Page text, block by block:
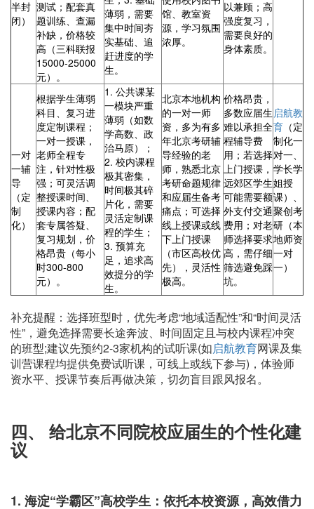
半封
闭）
测试；配套真
题训练、查漏
补缺，价格较
高（三科联报
15000-25000
元）。
薄弱，需要
集中时间夯
实基础、追
赶进度的学
生。
馆、教室资
源，学习氛围
浓厚。
以兼顾；高
强度复习，
需要良好的
身体素质。
一对
一辅
导
（定
制
化）
根据学生薄弱
科目、复习进
度定制课程；
一对一授课，
老师全程专
注，针对性极
强；可灵活调
整授课时间、
授课内容；配
套专属答疑、
复习规划，价
格昂贵（每小
时300-800
元）。
1. 公共课某
一模块严重
薄弱（如数
学高数、政
治马原）；
2. 校内课程
极其密集，
时间极其碎
片化，需要
灵活定制课
程的学生；
3. 预算充
足，追求高
效提分的学
生。
北京本地机构
的一对一师
资，多为有多
年北京考研辅
导经验的老
师，熟悉北京
考研命题规律
和应届生备考
痛点；可选择
线上授课或线
下上门授课
（市区高校优
先），灵活性
极高。
价格昂贵，
多数应届生
难以承担全
程辅导费
用；若选择
上门授课，
远郊区学生
可能需要额
外支付交通
费用；对老
师选择要求
高，需仔细
筛选避免踩
坑。
启航教
育 （定
制化一
对一、
学长学
姐授
课）、
聚创考
研（本
地师资
一对
一）
补充提醒：选择班型时，优先考虑“地域适配性”和“时间灵活
性”，避免选择需要长途奔波、时间固定且与校内课程冲突
的班型;建议先预约2-3家机构的试听课(如启航教育网课及集
训营课程均提供免费试听课，可线上或线下参与)，体验师
资水平、授课节奏后再做决策，切勿盲目跟风报名。
四、 给北京不同院校应届生的个性化建
议
1. 海淀“学霸区”高校学生：依托本校资源，高效借力